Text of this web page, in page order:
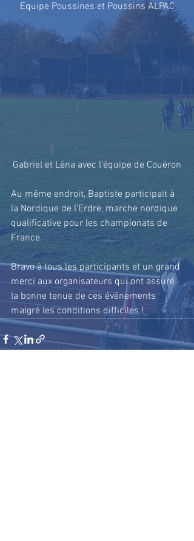
Equipe Poussines et Poussins ALPAC
Gabriel et Léna avec l'équipe de Couëron
Au même endroit, Baptiste participait à
la Nordique de l'Erdre, marche nordique
qualificative pour les championats de
France.
Bravo à tous les participants et un grand
merci aux organisateurs qui ont assuré
la bonne tenue de ces événements
malgré les conditions difficiles !